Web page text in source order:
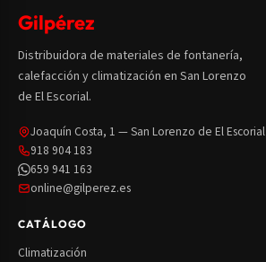
Gilpérez
Distribuidora de materiales de fontanería,
calefacción y climatización en San Lorenzo
de El Escorial.
Joaquín Costa, 1 — San Lorenzo de El Escorial
918 904 183
659 941 163
online@gilperez.es
CATÁLOGO
Climatización